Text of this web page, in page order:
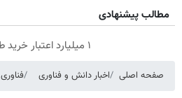
مطالب پیشنهادی
۱ میلیارد اعتبار خرید طلا | بدون ضامن و چک
صفحه اصلی اخبار دانش و فناوری فناوری